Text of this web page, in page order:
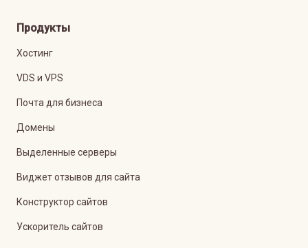
Продукты
Хостинг
VDS и VPS
Почта для бизнеса
Домены
Выделенные серверы
Виджет отзывов для сайта
Конструктор сайтов
Ускоритель сайтов